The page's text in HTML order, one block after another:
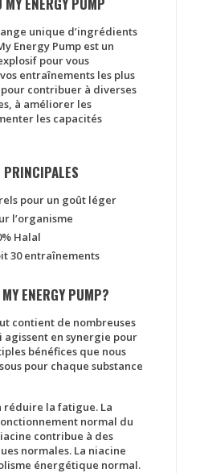
unique d’ingrédients
Energy Pump est un
pour vous
entraînements les plus
contribuer à diverses
à améliorer les
les capacités
pour un goût léger
l’organisme
Halal
30 entraînements
ENERGY PUMP?
contient de nombreuses
agissent en synergie pour
bénéfices que nous
pour chaque substance
réduire la fatigue. La
normal du
contribue à des
normales. La niacine
énergétique normal.